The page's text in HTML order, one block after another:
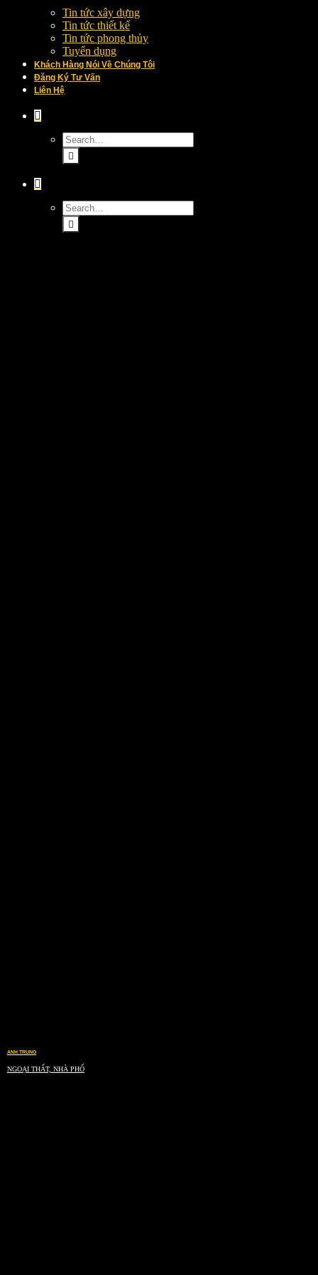
Tin tức xây dựng
Tin tức thiết kế
Tin tức phong thủy
Tuyển dụng
Khách Hàng Nói Về Chúng Tôi
Đăng Ký Tư Vấn
Liên Hệ
ANH TRUNG
NGOẠI THẤT, NHÀ PHỐ